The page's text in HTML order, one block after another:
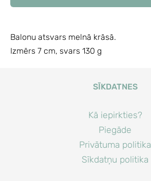
Balonu atsvars melnā krāsā.
Izmērs 7 cm, svars 130 g
SĪKDATNES
Kā iepirkties?
Piegāde
Privātuma politika
Sīkdatņu politika